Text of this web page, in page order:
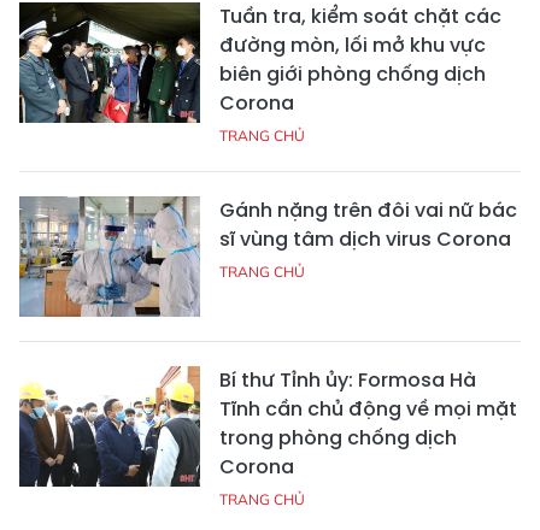
Tuần tra, kiểm soát chặt các
đường mòn, lối mở khu vực
biên giới phòng chống dịch
Corona
TRANG CHỦ
Gánh nặng trên đôi vai nữ bác
sĩ vùng tâm dịch virus Corona
TRANG CHỦ
Bí thư Tỉnh ủy: Formosa Hà
Tĩnh cần chủ động về mọi mặt
trong phòng chống dịch
Corona
TRANG CHỦ